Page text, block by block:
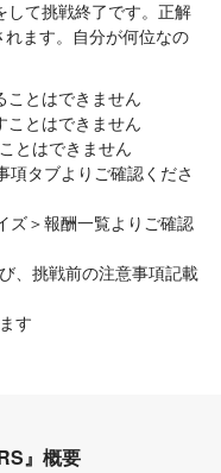
て挑戦終了です。正解
ます。自分が何位なの
ことはできません
ことはできません
とはできません
項タブよりご確認くださ
ズ＞報酬一覧よりご確認
、挑戦前の注意事項記載
す
』概要